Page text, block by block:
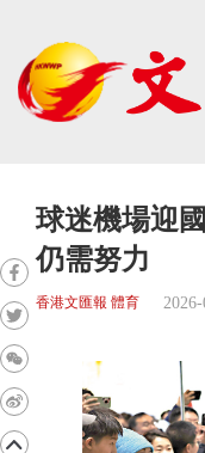
球迷機場迎
仍需努力
香港文匯報 體育